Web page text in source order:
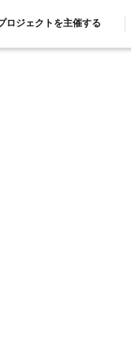
ロジェクトを主催する